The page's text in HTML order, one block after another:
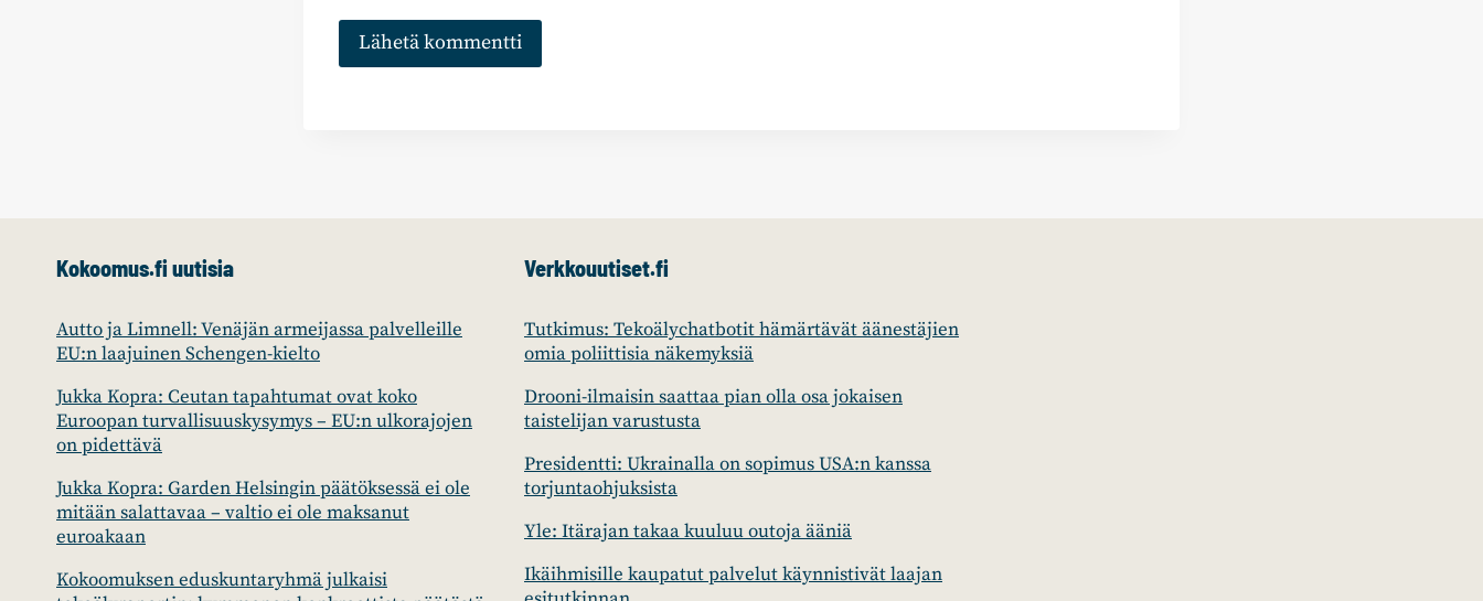
Kokoomus.fi uutisia
Autto ja Limnell: Venäjän armeijassa palvelleille
EU:n laajuinen Schengen-kielto
Jukka Kopra: Ceutan tapahtumat ovat koko
Euroopan turvallisuuskysymys – EU:n ulkorajojen
on pidettävä
Jukka Kopra: Garden Helsingin päätöksessä ei ole
mitään salattavaa – valtio ei ole maksanut
euroakaan
Kokoomuksen eduskuntaryhmä julkaisi
Verkkouutiset.fi
Tutkimus: Tekoälychatbotit hämärtävät äänestäjien
omia poliittisia näkemyksiä
Drooni-ilmaisin saattaa pian olla osa jokaisen
taistelijan varustusta
Presidentti: Ukrainalla on sopimus USA:n kanssa
torjuntaohjuksista
Yle: Itärajan takaa kuuluu outoja ääniä
Ikäihmisille kaupatut palvelut käynnistivät laajan